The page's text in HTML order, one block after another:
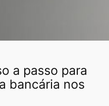
a passo para
bancária nos